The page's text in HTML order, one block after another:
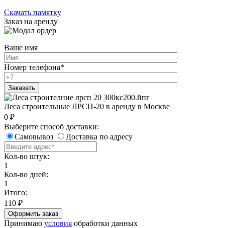
Скачать памятку
Заказ на аренду
Ваше имя
Номер телефона*
Леса строительные ЛРСП-20 в аренду в Москве
0 ₽
Выберите способ доставки:
Самовывоз
Доставка по адресу
Кол-во штук:
1
Кол-во дней:
1
Итого:
110 ₽
Принимаю условия обработки данных